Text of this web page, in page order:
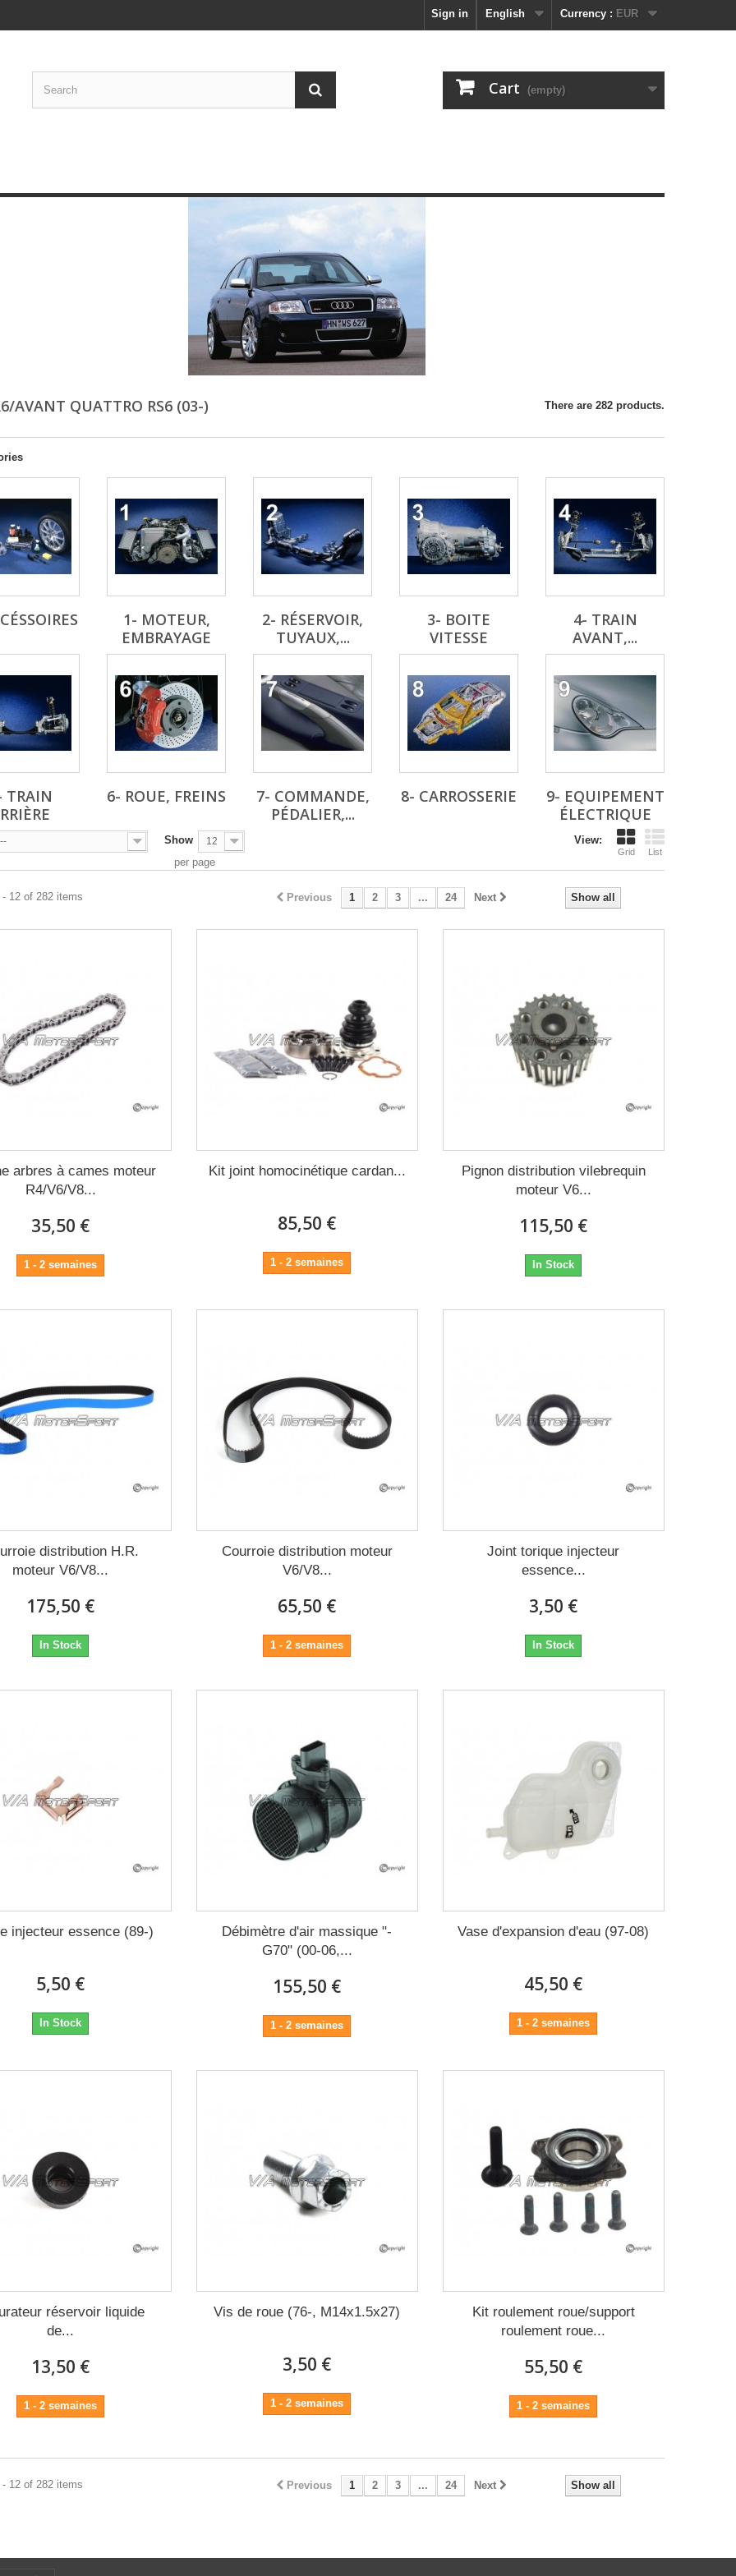
Currency : EUR
English
Sign in
Cart (empty)
AVANT QUATTRO RS6 (03-) There are 282 products.
1- MOTEUR,
EMBRAYAGE
2- RÉSERVOIR,
TUYAUX,...
3- BOITE
VITESSE
4- TRAIN
AVANT,...
TRAIN
6- ROUE, FREINS
7- COMMANDE,
PÉDALIER,...
8- CARROSSERIE
9- EQUIPEMENT
ÉLECTRIQUE
View:
Grid List
-- Show 12
per page
Show all
Previous 1 2 3 ... 24 Next
12 of 282 items
arbres à cames moteur
R4/V6/V8...
35,50 €
1 - 2 semaines
Kit joint homocinétique cardan...
85,50 €
1 - 2 semaines
Pignon distribution vilebrequin
moteur V6...
115,50 €
In Stock
distribution H.R.
moteur V6/V8...
175,50 €
In Stock
Courroie distribution moteur
V6/V8...
65,50 €
1 - 2 semaines
Joint torique injecteur
essence...
3,50 €
In Stock
injecteur essence (89-)
5,50 €
In Stock
Débimètre d'air massique "-
G70" (00-06,...
155,50 €
1 - 2 semaines
Vase d'expansion d'eau (97-08)
45,50 €
1 - 2 semaines
réservoir liquide
de...
13,50 €
1 - 2 semaines
Vis de roue (76-, M14x1.5x27)
3,50 €
1 - 2 semaines
Kit roulement roue/support
roulement roue...
55,50 €
1 - 2 semaines
Show all
Previous 1 2 3 ... 24 Next
12 of 282 items